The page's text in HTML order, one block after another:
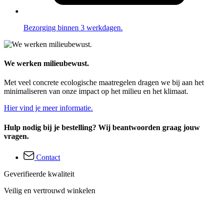
Bezorging binnen 3 werkdagen.
We werken milieubewust.
Met veel concrete ecologische maatregelen dragen we bij aan het
minimaliseren van onze impact op het milieu en het klimaat.
Hier vind je meer informatie.
Hulp nodig bij je bestelling? Wij beantwoorden graag jouw
vragen.
Contact
Geverifieerde kwaliteit
Veilig en vertrouwd winkelen